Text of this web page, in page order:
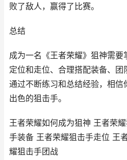
败了敌人，赢得了比赛。
总结
成为一名《王者荣耀》狙神需
定位和走位、合理搭配装备、团
通过不断练习和总结经验，相信
出色的狙击手。
王者荣耀如何成为狙神 王者荣
手装备 王者荣耀狙击手走位 王
耀狙击手团战